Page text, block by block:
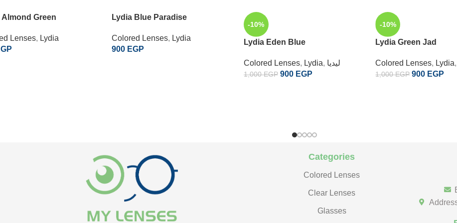
Almond Green
Lenses, Lydia
Lydia Blue Paradise
Colored Lenses, Lydia
900 EGP
-10%
Lydia Eden Blue
Colored Lenses, Lydia, ليديا
1,000EGP 900 EGP
-10%
Lydia Green Jad
Colored Lenses, Lydia,
1,000EGP 900 EGP
Categories
Colored Lenses
Clear Lenses
Glasses